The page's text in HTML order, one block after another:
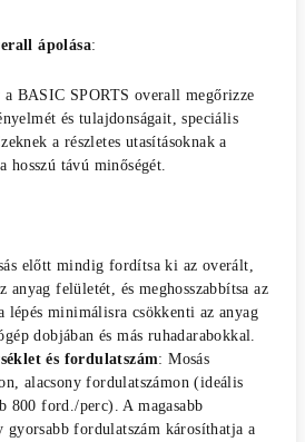
ápolása:
a BASIC SPORTS overall megőrizze
és tulajdonságait, speciális
a részletes utasításoknak a
hosszú távú minőségét.
előtt mindig fordítsa ki az overált,
anyag felületét, és meghosszabbítsa az
lépés minimálisra csökkenti az anyag
dobjában és más ruhadarabokkal.
és fordulatszám: Mosás
alacsony fordulatszámon (ideális
800 ford./perc). A magasabb
gyorsabb fordulatszám károsíthatja a